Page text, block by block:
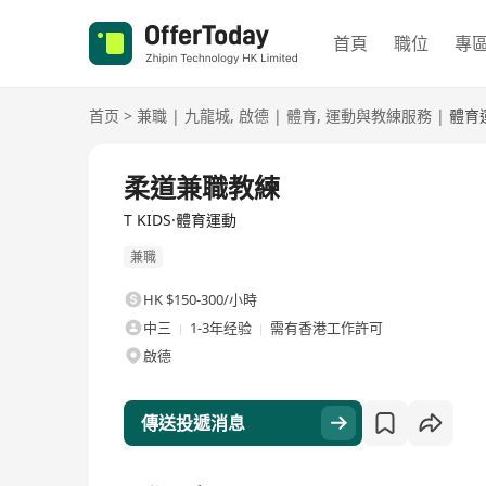
首頁 職位 專
首页 > 兼職 | 九龍城, 啟德 | 體育, 運動與教練服務 | 體育
柔道兼職教練
T KIDS·體育運動
兼職
HK $150-300/小時
中三
1-3年经验
需有香港工作許可
啟德
傳送投遞消息